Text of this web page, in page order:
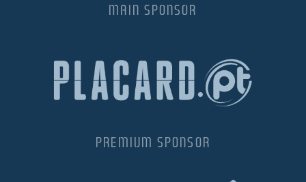
MAIN SPONSOR
PREMIUM SPONSOR